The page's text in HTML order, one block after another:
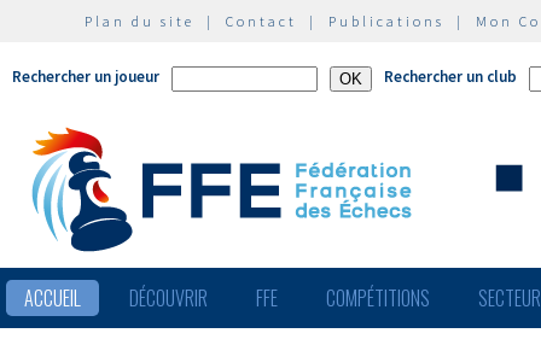
Plan du site | Contact | Publications | Mon
Rechercher un joueur Rechercher un club
ACCUEIL DÉCOUVRIR FFE COMPÉTITIONS